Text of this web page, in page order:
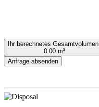
Ihr berechnetes Gesamtvolumen
0.00 m³
Anfrage absenden